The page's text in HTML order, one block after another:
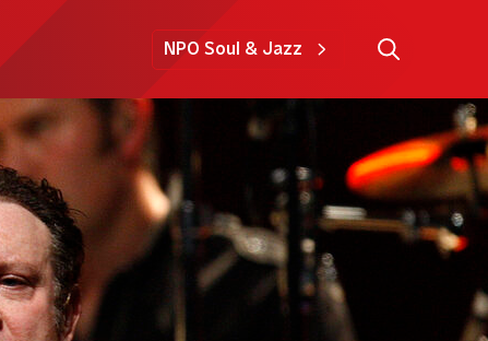
NPO Soul & Jazz